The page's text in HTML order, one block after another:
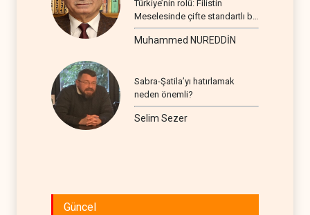
Türkiye’nin rolü: Filistin
Meselesinde çifte standartlı bir
seyir
Muhammed NUREDDİN
Sabra-Şatila’yı hatırlamak
neden önemli?
Selim Sezer
Güncel